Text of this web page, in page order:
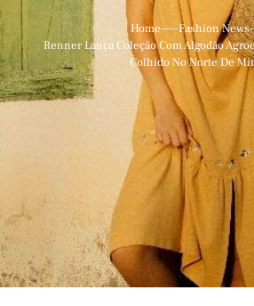
Home
Fashion News
Renner Lança Coleção Com Algodão
Colhido No Norte De